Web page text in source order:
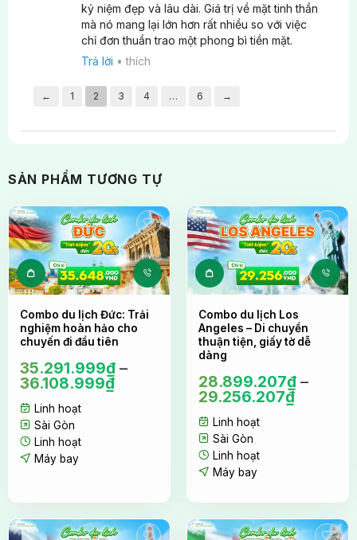
Phân tích nhu cầu theo văn hóa công ty
Đề xuất điểm đến phù hợp với ngân sách
Gợi ý hoạt động phù hợp với từng nhóm
Hỗ trợ 24/7 trong suốt quá trình
Hãy để Nụ Cười Mê Kông đồng hành cùng Quý
doanh nghiệp trong hành trình xây dựng hình ảnh
doanh nghiệp đẳng cấp. Với hơn 5.000 voucher đã
được phát hành, chúng tôi tự tin mang đến những
trải nghiệm du lịch đáng nhớ nhất cho Quý công ty.
Được xếp
hạng55
sao
kỷ niệm đẹp và lâu dài. Giá trị về mặt tinh thần
mà nó mang lại lớn hơn rất nhiều so với việc
chỉ đơn thuần trao một phong bì tiền mặt.
Trả lời •thích
← 1 2 3 4 … 6 →
SẢN PHẨM TƯƠNG TỰ
Combo du lịch Đức: Trải
nghiệm hoàn hảo cho
chuyến đi đầu tiên
35.291.999₫–
36.108.999₫
Linh hoạt
Sài Gòn
Linh hoạt
Máy bay
Combo du lịch Los
Angeles – Di chuyển
thuận tiện, giấy tờ dễ
dàng
28.899.207₫–
29.256.207₫
Linh hoạt
Sài Gòn
Linh hoạt
Máy bay